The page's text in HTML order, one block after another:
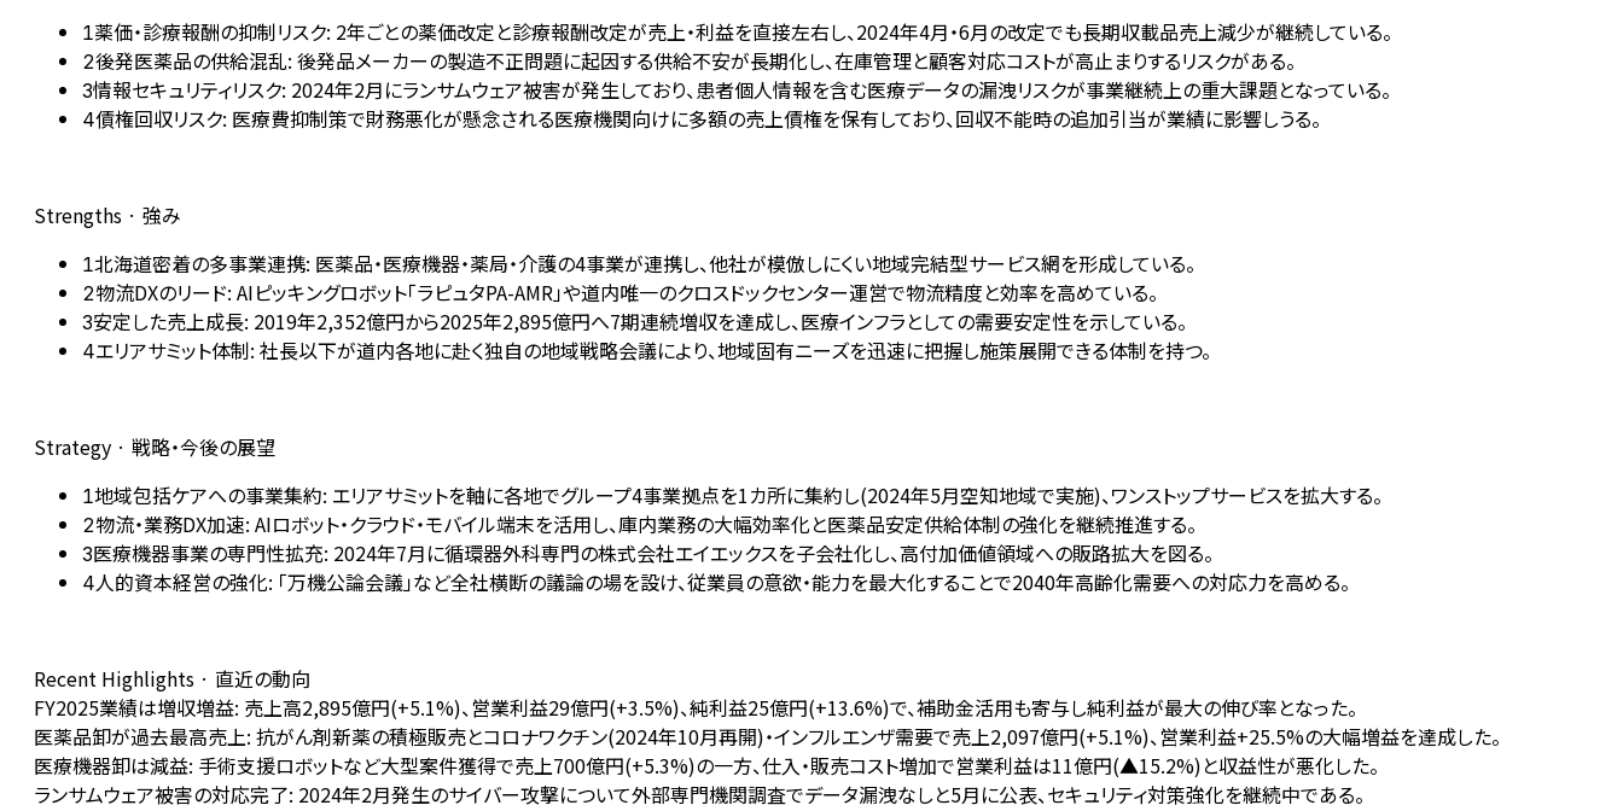
1薬価・診療報酬の抑制リスク: 2年ごとの薬価改定と診療報酬改定が売上・利益を直接左右し、2024年4月・6月の改定でも長期収載品売上減少が継続している。
2後発医薬品の供給混乱: 後発品メーカーの製造不正問題に起因する供給不安が長期化し、在庫管理と顧客対応コストが高止まりするリスクがある。
3情報セキュリティリスク: 2024年2月にランサムウェア被害が発生しており、患者個人情報を含む医療データの漏洩リスクが事業継続上の重大課題となっている。
4債権回収リスク: 医療費抑制策で財務悪化が懸念される医療機関向けに多額の売上債権を保有しており、回収不能時の追加引当が業績に影響しうる。
Strengths · 強み
1北海道密着の多事業連携: 医薬品・医療機器・薬局・介護の4事業が連携し、他社が模倣しにくい地域完結型サービス網を形成している。
2物流DXのリード: AIピッキングロボット「ラピュタPA-AMR」や道内唯一のクロスドックセンター運営で物流精度と効率を高めている。
3安定した売上成長: 2019年2,352億円から2025年2,895億円へ7期連続増収を達成し、医療インフラとしての需要安定性を示している。
4エリアサミット体制: 社長以下が道内各地に赴く独自の地域戦略会議により、地域固有ニーズを迅速に把握し施策展開できる体制を持つ。
Strategy · 戦略・今後の展望
1地域包括ケアへの事業集約: エリアサミットを軸に各地でグループ4事業拠点を1カ所に集約し(2024年5月空知地域で実施)、ワンストップサービスを拡大する。
2物流・業務DX加速: AIロボット・クラウド・モバイル端末を活用し、庫内業務の大幅効率化と医薬品安定供給体制の強化を継続推進する。
3医療機器事業の専門性拡充: 2024年7月に循環器外科専門の株式会社エイエックスを子会社化し、高付加価値領域への販路拡大を図る。
4人的資本経営の強化: 「万機公論会議」など全社横断の議論の場を設け、従業員の意欲・能力を最大化することで2040年高齢化需要への対応力を高める。
Recent Highlights · 直近の動向
FY2025業績は増収増益: 売上高2,895億円(+5.1%)、営業利益29億円(+3.5%)、純利益25億円(+13.6%)で、補助金活用も寄与し純利益が最大の伸び率となった。
医薬品卸が過去最高売上: 抗がん剤新薬の積極販売とコロナワクチン(2024年10月再開)・インフルエンザ需要で売上2,097億円(+5.1%)、営業利益+25.5%の大幅増益を達成した。
医療機器卸は減益: 手術支援ロボットなど大型案件獲得で売上700億円(+5.3%)の一方、仕入・販売コスト増加で営業利益は11億円(▲15.2%)と収益性が悪化した。
ランサムウェア被害の対応完了: 2024年2月発生のサイバー攻撃について外部専門機関調査でデータ漏洩なしと5月に公表、セキュリティ対策強化を継続中である。